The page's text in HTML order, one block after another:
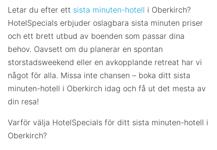
Letar du efter ett sista minuten-hotell i Oberkirch?
HotelSpecials erbjuder oslagbara sista minuten priser
och ett brett utbud av boenden som passar dina
behov. Oavsett om du planerar en spontan
storstadsweekend eller en avkopplande retreat har vi
något för alla. Missa inte chansen – boka ditt sista
minuten-hotell i Oberkirch idag och få ut det mesta av
din resa!
Varför välja HotelSpecials för ditt sista minuten-hotell i
Oberkirch?